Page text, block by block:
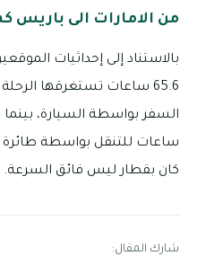
من الامارات الى باريس
بالاستناد إلى إحداثيات
65.6 ساعات تستغرقها
كان بقطار ليس فائق السرعة.
شارك المقال: